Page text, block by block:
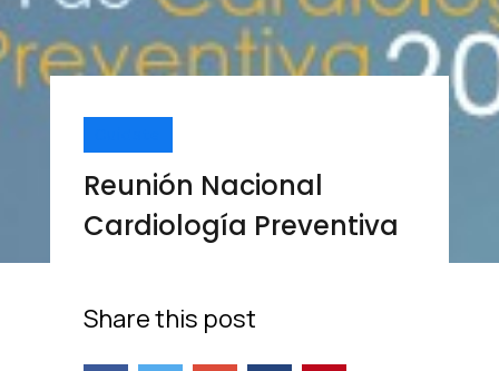
Reunión Nacional
Cardiología Preventiva
Share this post